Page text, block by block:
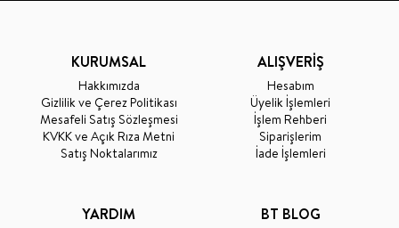
KURUMSAL
Hakkımızda
Gizlilik ve Çerez Politikası
Mesafeli Satış Sözleşmesi
KVKK ve Açık Rıza Metni
Satış Noktalarımız
ALIŞVERİŞ
Hesabım
Üyelik İşlemleri
İşlem Rehberi
Siparişlerim
İade İşlemleri
YARDIM BT BLOG